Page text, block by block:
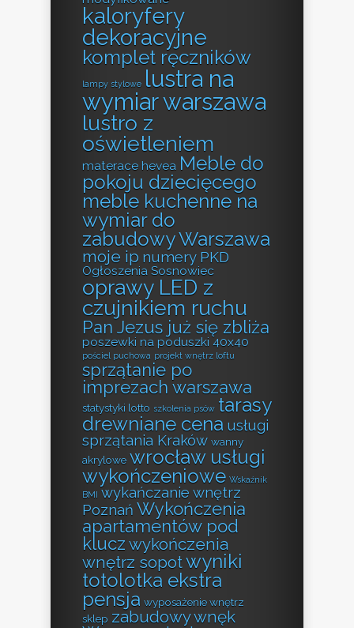
kaloryfery
dekoracyjne
komplet ręczników
lampy stylowe lustra na
wymiar warszawa
lustro z
oświetleniem
materace hevea Meble do
pokoju dziecięcego
meble kuchenne na
wymiar do
zabudowy Warszawa
moje ip numery PKD
Ogłoszenia Sosnowiec
oprawy LED z
czujnikiem ruchu
Pan Jezus już się zbliża
poszewki na poduszki 40x40
pościel puchowa projekt wnętrz loftu
sprzątanie po
imprezach warszawa
statystyki lotto szkolenia psów tarasy
drewniane cena usługi
sprzątania Kraków wanny
akrylowe wrocław usługi
wykończeniowe Wskaźnik
BMI wykańczanie wnętrz
Poznań Wykończenia
apartamentów pod
klucz wykończenia
wnętrz sopotwyniki
totolotka ekstra
pensja wyposażenie wnętrz
sklep zabudowy wnęk